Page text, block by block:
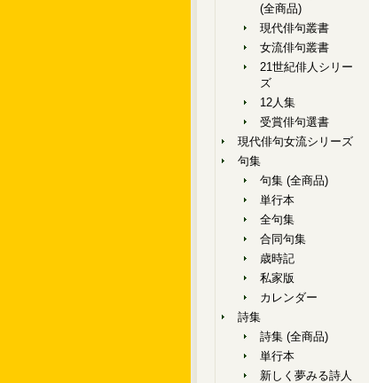
(全商品)
現代俳句叢書
女流俳句叢書
21世紀俳人シリー
ズ
12人集
受賞俳句選書
現代俳句女流シリーズ
句集
句集 (全商品)
単行本
全句集
合同句集
歳時記
私家版
カレンダー
詩集
詩集 (全商品)
単行本
新しく夢みる詩人